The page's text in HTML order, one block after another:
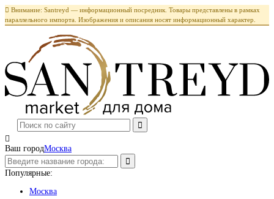
 Внимание: Santreyd — информационный посредник. Товары представлены в рамках
параллельного импорта. Изображения и описания носят информационный характер.

Ваш городМосква
Популярные:
Москва